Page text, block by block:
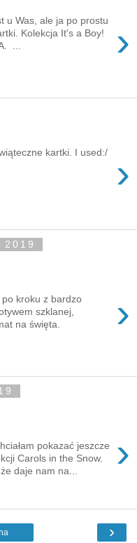
›
u Was, ale ja po prostu
Kolekcja It's a Boy!
...
›
kartki. I used:/
›
kroku z bardzo
szklanej,
na święta.
›
pokazać jeszcze
Carols in the Snow.
daje nam na...
›